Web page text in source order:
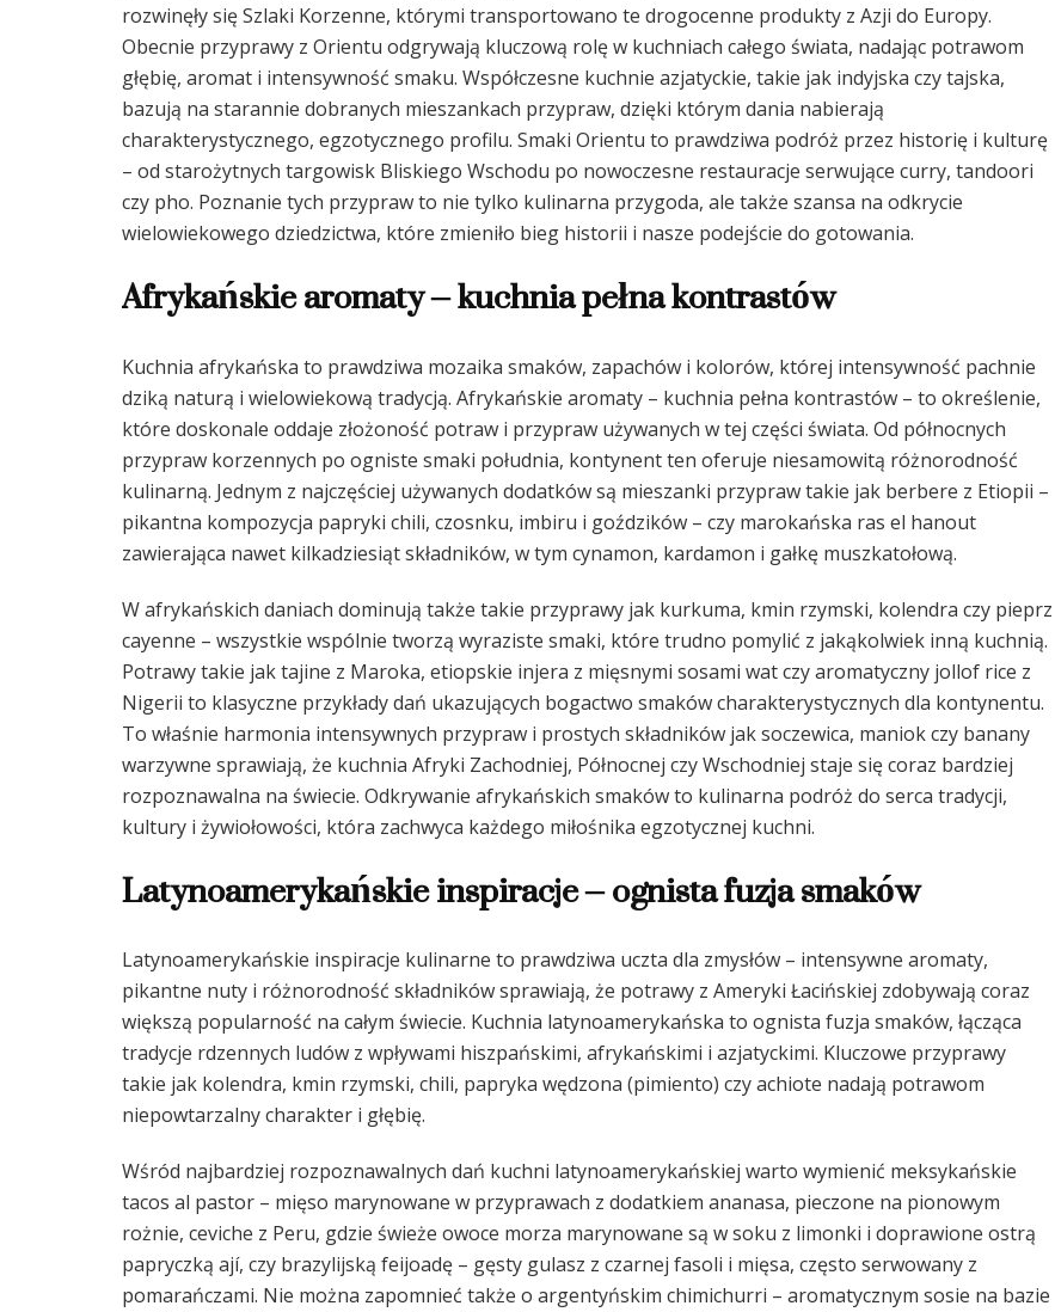
rozwinęły się Szlaki Korzenne, którymi transportowano te drogocenne produkty z Azji do Europy.
Obecnie przyprawy z Orientu odgrywają kluczową rolę w kuchniach całego świata, nadając potrawom
głębię, aromat i intensywność smaku. Współczesne kuchnie azjatyckie, takie jak indyjska czy tajska,
bazują na starannie dobranych mieszankach przypraw, dzięki którym dania nabierają
charakterystycznego, egzotycznego profilu. Smaki Orientu to prawdziwa podróż przez historię i kulturę
– od starożytnych targowisk Bliskiego Wschodu po nowoczesne restauracje serwujące curry, tandoori
czy pho. Poznanie tych przypraw to nie tylko kulinarna przygoda, ale także szansa na odkrycie
wielowiekowego dziedzictwa, które zmieniło bieg historii i nasze podejście do gotowania.
Afrykańskie aromaty – kuchnia pełna kontrastów
Kuchnia afrykańska to prawdziwa mozaika smaków, zapachów i kolorów, której intensywność pachnie
dziką naturą i wielowiekową tradycją. Afrykańskie aromaty – kuchnia pełna kontrastów – to określenie,
które doskonale oddaje złożoność potraw i przypraw używanych w tej części świata. Od północnych
przypraw korzennych po ogniste smaki południa, kontynent ten oferuje niesamowitą różnorodność
kulinarną. Jednym z najczęściej używanych dodatków są mieszanki przypraw takie jak berbere z Etiopii –
pikantna kompozycja papryki chili, czosnku, imbiru i goździków – czy marokańska ras el hanout
zawierająca nawet kilkadziesiąt składników, w tym cynamon, kardamon i gałkę muszkatołową.
W afrykańskich daniach dominują także takie przyprawy jak kurkuma, kmin rzymski, kolendra czy pieprz
cayenne – wszystkie wspólnie tworzą wyraziste smaki, które trudno pomylić z jakąkolwiek inną kuchnią.
Potrawy takie jak tajine z Maroka, etiopskie injera z mięsnymi sosami wat czy aromatyczny jollof rice z
Nigerii to klasyczne przykłady dań ukazujących bogactwo smaków charakterystycznych dla kontynentu.
To właśnie harmonia intensywnych przypraw i prostych składników jak soczewica, maniok czy banany
warzywne sprawiają, że kuchnia Afryki Zachodniej, Północnej czy Wschodniej staje się coraz bardziej
rozpoznawalna na świecie. Odkrywanie afrykańskich smaków to kulinarna podróż do serca tradycji,
kultury i żywiołowości, która zachwyca każdego miłośnika egzotycznej kuchni.
Latynoamerykańskie inspiracje – ognista fuzja smaków
Latynoamerykańskie inspiracje kulinarne to prawdziwa uczta dla zmysłów – intensywne aromaty,
pikantne nuty i różnorodność składników sprawiają, że potrawy z Ameryki Łacińskiej zdobywają coraz
większą popularność na całym świecie. Kuchnia latynoamerykańska to ognista fuzja smaków, łącząca
tradycje rdzennych ludów z wpływami hiszpańskimi, afrykańskimi i azjatyckimi. Kluczowe przyprawy
takie jak kolendra, kmin rzymski, chili, papryka wędzona (pimiento) czy achiote nadają potrawom
niepowtarzalny charakter i głębię.
Wśród najbardziej rozpoznawalnych dań kuchni latynoamerykańskiej warto wymienić meksykańskie
tacos al pastor – mięso marynowane w przyprawach z dodatkiem ananasa, pieczone na pionowym
rożnie, ceviche z Peru, gdzie świeże owoce morza marynowane są w soku z limonki i doprawione ostrą
papryczką ají, czy brazylijską feijoadę – gęsty gulasz z czarnej fasoli i mięsa, często serwowany z
pomarańczami. Nie można zapomnieć także o argentyńskim chimichurri – aromatycznym sosie na bazie